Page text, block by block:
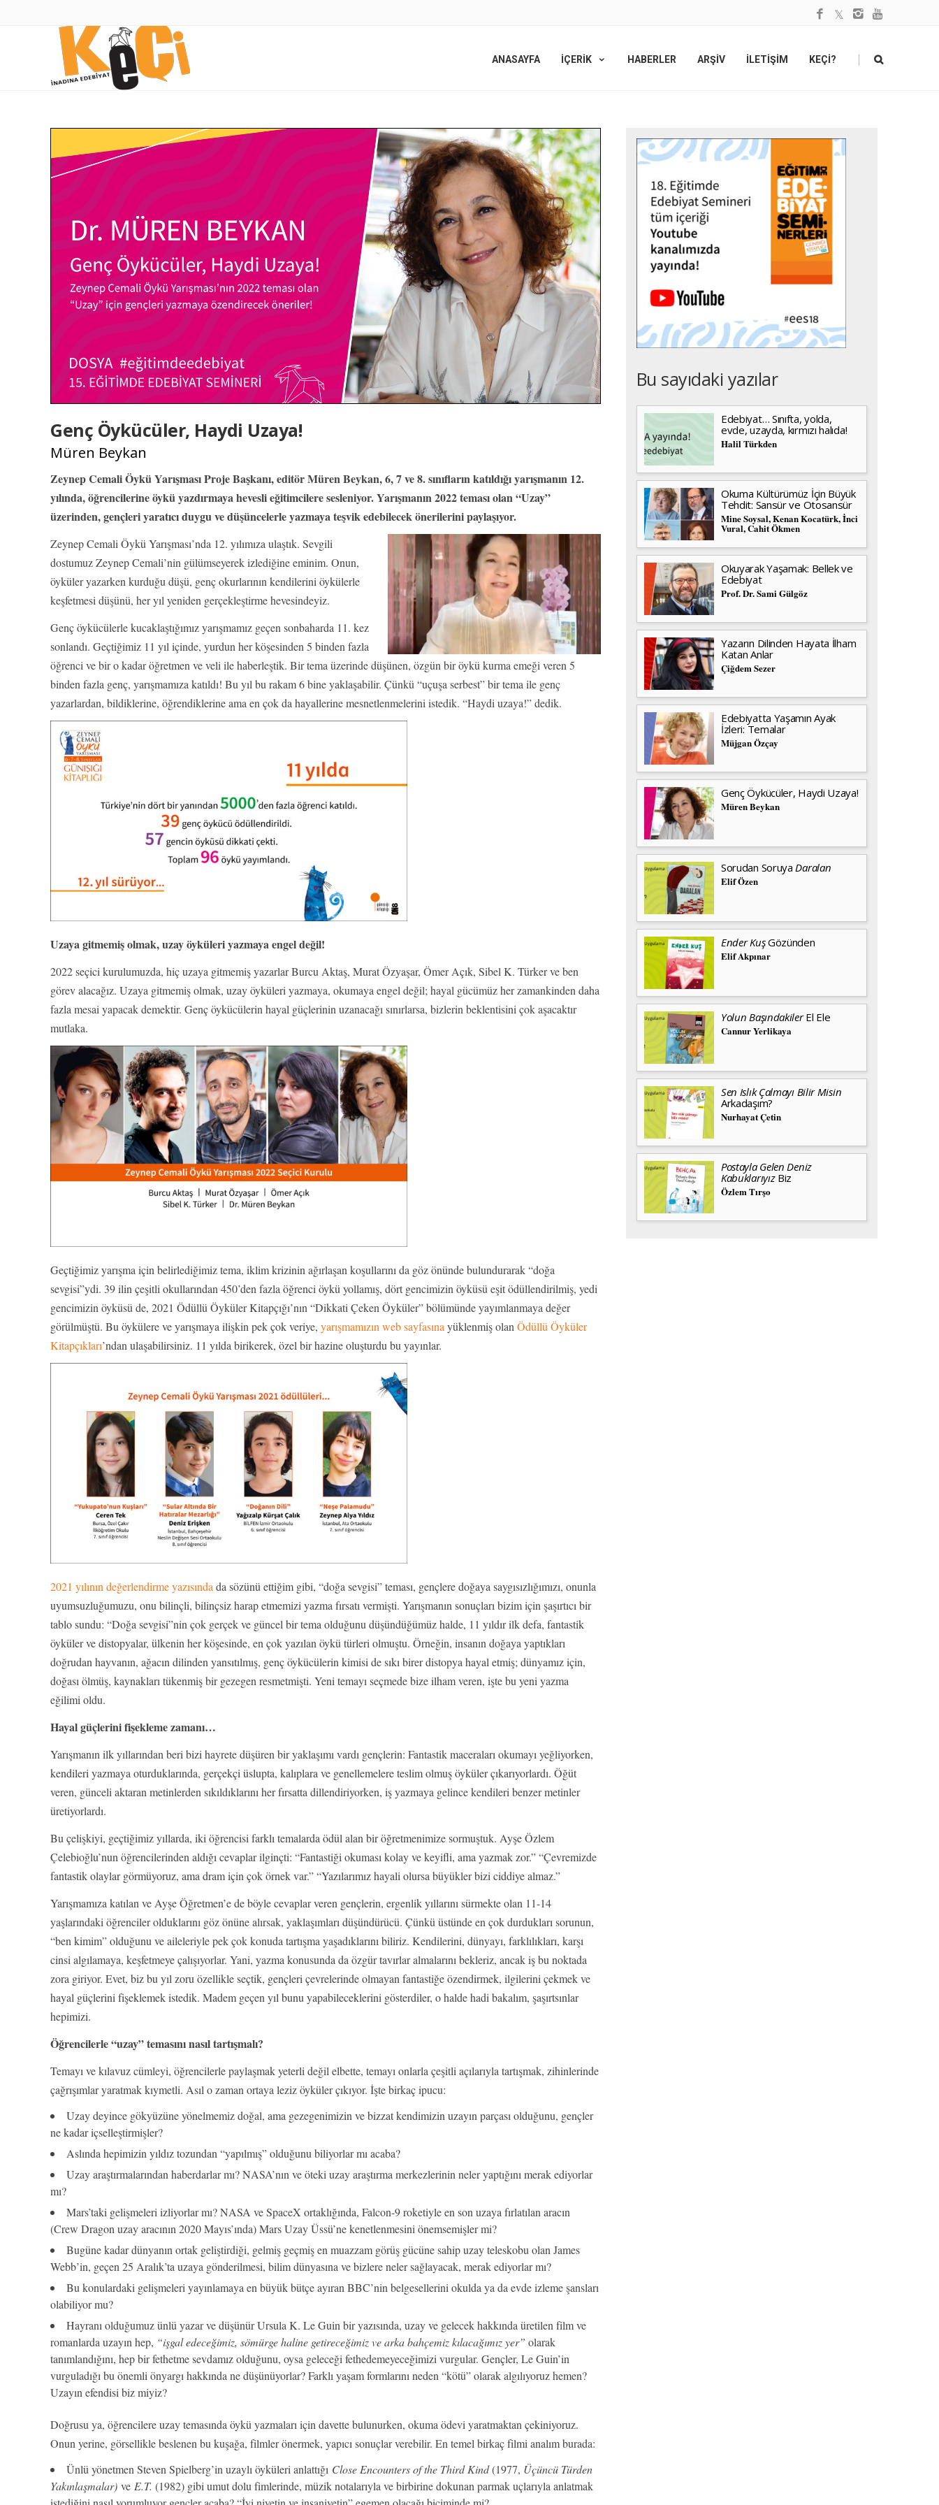
ANASAYFA İÇERİK HABERLER ARŞİV İLETİŞİM KEÇİ? |
Genç Öykücüler, Haydi Uzaya!
Müren Beykan
Zeynep Cemali Öykü Yarışması Proje Başkanı, editör Müren Beykan, 6, 7 ve 8. sınıfların katıldığı yarışmanın 12.
yılında, öğrencilerine öykü yazdırmaya hevesli eğitimcilere sesleniyor. Yarışmanın 2022 teması olan “Uzay”
üzerinden, gençleri yaratıcı duygu ve düşüncelerle yazmaya teşvik edebilecek önerilerini paylaşıyor.
Zeynep Cemali Öykü Yarışması’nda 12. yılımıza ulaştık. Sevgili
dostumuz Zeynep Cemali’nin gülümseyerek izlediğine eminim. Onun,
öyküler yazarken kurduğu düşü, genç okurlarının kendilerini öykülerle
keşfetmesi düşünü, her yıl yeniden gerçekleştirme hevesindeyiz.
Genç öykücülerle kucaklaştığımız yarışmamız geçen sonbaharda 11. kez
sonlandı. Geçtiğimiz 11 yıl içinde, yurdun her köşesinden 5 binden fazla
öğrenci ve bir o kadar öğretmen ve veli ile haberleştik. Bir tema üzerinde düşünen, özgün bir öykü kurma emeği veren 5
binden fazla genç, yarışmamıza katıldı! Bu yıl bu rakam 6 bine yaklaşabilir. Çünkü “uçuşa serbest” bir tema ile genç
yazarlardan, bildiklerine, öğrendiklerine ama en çok da hayallerine mesnetlenmelerini istedik. “Haydi uzaya!” dedik.
Uzaya gitmemiş olmak, uzay öyküleri yazmaya engel değil!
2022 seçici kurulumuzda, hiç uzaya gitmemiş yazarlar Burcu Aktaş, Murat Özyaşar, Ömer Açık, Sibel K. Türker ve ben
görev alacağız. Uzaya gitmemiş olmak, uzay öyküleri yazmaya, okumaya engel değil; hayal gücümüz her zamankinden daha
fazla mesai yapacak demektir. Genç öykücülerin hayal güçlerinin uzanacağı sınırlarsa, bizlerin beklentisini çok aşacaktır
mutlaka.
Geçtiğimiz yarışma için belirlediğimiz tema, iklim krizinin ağırlaşan koşullarını da göz önünde bulundurarak “doğa
sevgisi”ydi. 39 ilin çeşitli okullarından 450’den fazla öğrenci öykü yollamış, dört gencimizin öyküsü eşit ödüllendirilmiş, yedi
gencimizin öyküsü de, 2021 Ödüllü Öyküler Kitapçığı’nın “Dikkati Çeken Öyküler” bölümünde yayımlanmaya değer
görülmüştü. Bu öykülere ve yarışmaya ilişkin pek çok veriye, yarışmamızın web sayfasına yüklenmiş olan Ödüllü Öyküler
Kitapçıkları’ndan ulaşabilirsiniz. 11 yılda birikerek, özel bir hazine oluşturdu bu yayınlar.
2021 yılının değerlendirme yazısındada sözünü ettiğim gibi, “doğa sevgisi” teması, gençlere doğaya saygısızlığımızı, onunla
uyumsuzluğumuzu, onu bilinçli, bilinçsiz harap etmemizi yazma fırsatı vermişti. Yarışmanın sonuçları bizim için şaşırtıcı bir
tablo sundu: “Doğa sevgisi”nin çok gerçek ve güncel bir tema olduğunu düşündüğümüz halde, 11 yıldır ilk defa, fantastik
öyküler ve distopyalar, ülkenin her köşesinde, en çok yazılan öykü türleri olmuştu. Örneğin, insanın doğaya yaptıkları
doğrudan hayvanın, ağacın dilinden yansıtılmış, genç öykücülerin kimisi de sıkı birer distopya hayal etmiş; dünyamız için,
doğası ölmüş, kaynakları tükenmiş bir gezegen resmetmişti. Yeni temayı seçmede bize ilham veren, işte bu yeni yazma
eğilimi oldu.
Hayal güçlerini fişekleme zamanı…
Yarışmanın ilk yıllarından beri bizi hayrete düşüren bir yaklaşımı vardı gençlerin: Fantastik maceraları okumayı yeğliyorken,
kendileri yazmaya oturduklarında, gerçekçi üslupta, kalıplara ve genellemelere teslim olmuş öyküler çıkarıyorlardı. Öğüt
veren, günceli aktaran metinlerden sıkıldıklarını her fırsatta dillendiriyorken, iş yazmaya gelince kendileri benzer metinler
üretiyorlardı.
Bu çelişkiyi, geçtiğimiz yıllarda, iki öğrencisi farklı temalarda ödül alan bir öğretmenimize sormuştuk. Ayşe Özlem
Çelebioğlu’nun öğrencilerinden aldığı cevaplar ilginçti: “Fantastiği okuması kolay ve keyifli, ama yazmak zor.” “Çevremizde
fantastik olaylar görmüyoruz, ama dram için çok örnek var.” “Yazılarımız hayali olursa büyükler bizi ciddiye almaz.”
Yarışmamıza katılan ve Ayşe Öğretmen’e de böyle cevaplar veren gençlerin, ergenlik yıllarını sürmekte olan 11-14
yaşlarındaki öğrenciler olduklarını göz önüne alırsak, yaklaşımları düşündürücü. Çünkü üstünde en çok durdukları sorunun,
“ben kimim” olduğunu ve aileleriyle pek çok konuda tartışma yaşadıklarını biliriz. Kendilerini, dünyayı, farklılıkları, karşı
cinsi algılamaya, keşfetmeye çalışıyorlar. Yani, yazma konusunda da özgür tavırlar almalarını bekleriz, ancak iş bu noktada
zora giriyor. Evet, biz bu yıl zoru özellikle seçtik, gençleri çevrelerinde olmayan fantastiğe özendirmek, ilgilerini çekmek ve
hayal güçlerini fişeklemek istedik. Madem geçen yıl bunu yapabileceklerini gösterdiler, o halde hadi bakalım, şaşırtsınlar
hepimizi.
Öğrencilerle “uzay” temasını nasıl tartışmalı?
Temayı ve kılavuz cümleyi, öğrencilerle paylaşmak yeterli değil elbette, temayı onlarla çeşitli açılarıyla tartışmak, zihinlerinde
çağrışımlar yaratmak kıymetli. Asıl o zaman ortaya leziz öyküler çıkıyor. İşte birkaç ipucu:
Uzay deyince gökyüzüne yönelmemiz doğal, ama gezegenimizin ve bizzat kendimizin uzayın parçası olduğunu, gençler
ne kadar içselleştirmişler?
Aslında hepimizin yıldız tozundan “yapılmış” olduğunu biliyorlar mı acaba?
Uzay araştırmalarından haberdarlar mı? NASA’nın ve öteki uzay araştırma merkezlerinin neler yaptığını merak ediyorlar
mı?
Mars’taki gelişmeleri izliyorlar mı? NASA ve SpaceX ortaklığında, Falcon-9 roketiyle en son uzaya fırlatılan aracın
(Crew Dragon uzay aracının 2020 Mayıs’ında) Mars Uzay Üssü’ne kenetlenmesini önemsemişler mi?
Bugüne kadar dünyanın ortak geliştirdiği, gelmiş geçmiş en muazzam görüş gücüne sahip uzay teleskobu olan James
Webb’in, geçen 25 Aralık’ta uzaya gönderilmesi, bilim dünyasına ve bizlere neler sağlayacak, merak ediyorlar mı?
Bu konulardaki gelişmeleri yayınlamaya en büyük bütçe ayıran BBC’nin belgesellerini okulda ya da evde izleme şansları
olabiliyor mu?
Hayranı olduğumuz ünlü yazar ve düşünür Ursula K. Le Guin bir yazısında, uzay ve gelecek hakkında üretilen film ve
romanlarda uzayın hep, “işgal edeceğimiz, sömürge haline getireceğimiz ve arka bahçemiz kılacağımız yer” olarak
tanımlandığını, hep bir fethetme sevdamız olduğunu, oysa geleceği fethedemeyeceğimizi vurgular. Gençler, Le Guin’in
vurguladığı bu önemli önyargı hakkında ne düşünüyorlar? Farklı yaşam formlarını neden “kötü” olarak algılıyoruz hemen?
Uzayın efendisi biz miyiz?
Doğrusu ya, öğrencilere uzay temasında öykü yazmaları için davette bulunurken, okuma ödevi yaratmaktan çekiniyoruz.
Onun yerine, görsellikle beslenen bu kuşağa, filmler önermek, yapıcı sonuçlar verebilir. En temel birkaç filmi analım burada:
Ünlü yönetmen Steven Spielberg’in uzaylı öyküleri anlattığı Close Encounters of the Third Kind(1977, Üçüncü Türden
Yakınlaşmalar) ve E.T. (1982) gibi umut dolu fimlerinde, müzik notalarıyla ve birbirine dokunan parmak uçlarıyla anlatmak
Bu sayıdaki yazılar
Edebiyat… Sınıfta, yolda,
evde, uzayda, kırmızı halıda!
Halil Türkden
Okuma Kültürümüz İçin Büyük
Tehdit: Sansür ve Otosansür
Mine Soysal, Kenan Kocatürk, İnci
Vural, Cahit Ökmen
Okuyarak Yaşamak: Bellek ve
Edebiyat
Prof. Dr. Sami Gülgöz
Yazarın Dilinden Hayata İlham
Katan Anlar
Çiğdem Sezer
Edebiyatta Yaşamın Ayak
İzleri: Temalar
Müjgan Özçay
Genç Öykücüler, Haydi Uzaya!
Müren Beykan
Sorudan SoruyaDaralan
Elif Özen
Ender KuşGözünden
Elif Akpınar
Yolun BaşındakilerEl Ele
Cannur Yerlikaya
Sen Islık Çalmayı Bilir Misin
Arkadaşım?
Nurhayat Çetin
Postayla Gelen Deniz
KabuklarıyızBiz
Özlem Tırşo